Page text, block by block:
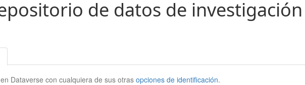
de datos de
Dataverse con cualquiera de sus otrasopciones de identificación.